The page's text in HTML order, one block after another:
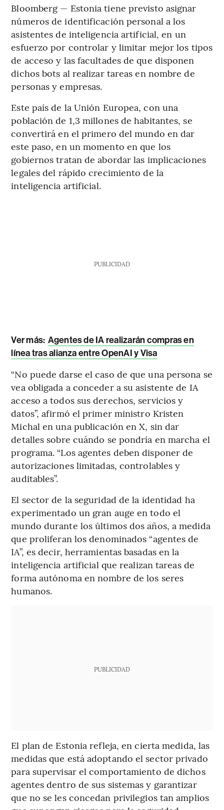
Bloomberg — Estonia tiene previsto asignar
números de identificación personal a los
asistentes de inteligencia artificial, en un
esfuerzo por controlar y limitar mejor los tipos
de acceso y las facultades de que disponen
dichos bots al realizar tareas en nombre de
personas y empresas.
Este país de la Unión Europea, con una
población de 1,3 millones de habitantes, se
convertirá en el primero del mundo en dar
este paso, en un momento en que los
gobiernos tratan de abordar las implicaciones
legales del rápido crecimiento de la
inteligencia artificial.
PUBLICIDAD
Ver más: Agentes de IA realizarán compras en
línea tras alianza entre OpenAI y Visa
“No puede darse el caso de que una persona se
vea obligada a conceder a su asistente de IA
acceso a todos sus derechos, servicios y
datos”, afirmó el primer ministro Kristen
Michal en una publicación en X, sin dar
detalles sobre cuándo se pondría en marcha el
programa. “Los agentes deben disponer de
autorizaciones limitadas, controlables y
auditables”.
El sector de la seguridad de la identidad ha
experimentado un gran auge en todo el
mundo durante los últimos dos años, a medida
que proliferan los denominados “agentes de
IA”, es decir, herramientas basadas en la
inteligencia artificial que realizan tareas de
forma autónoma en nombre de los seres
humanos.
PUBLICIDAD
El plan de Estonia refleja, en cierta medida, las
medidas que está adoptando el sector privado
para supervisar el comportamiento de dichos
agentes dentro de sus sistemas y garantizar
que no se les concedan privilegios tan amplios